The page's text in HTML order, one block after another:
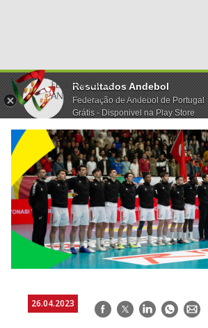
Resultados Andebol
Federação de Andebol de Portugal
Grátis - Disponivel na Play Store
26.04.2023 Facebook
TwitterLinkedInWhatsApp
E-